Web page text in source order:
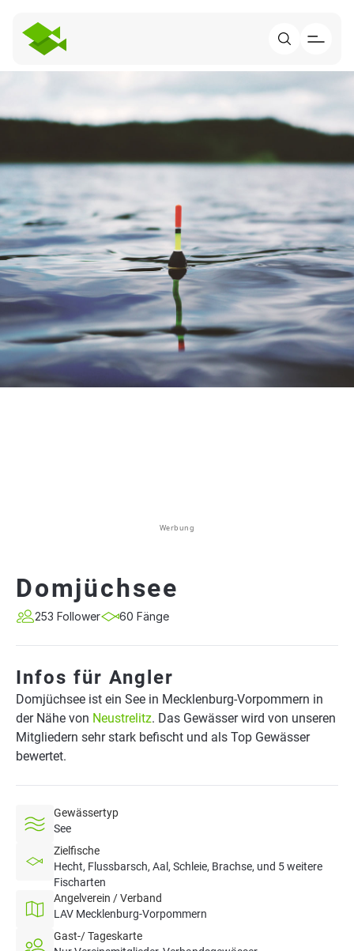
Werbung
Domjüchsee
253 Follower 60 Fänge
Infos für Angler
Domjüchsee ist ein See in Mecklenburg-Vorpommern in
der Nähe von Neustrelitz. Das Gewässer wird von unseren
Mitgliedern sehr stark befischt und als Top Gewässer
bewertet.
Gewässertyp
See
Zielfische
Hecht, Flussbarsch, Aal, Schleie, Brachse, und 5 weitere
Fischarten
Angelverein / Verband
LAV Mecklenburg-Vorpommern
Gast-/ Tageskarte